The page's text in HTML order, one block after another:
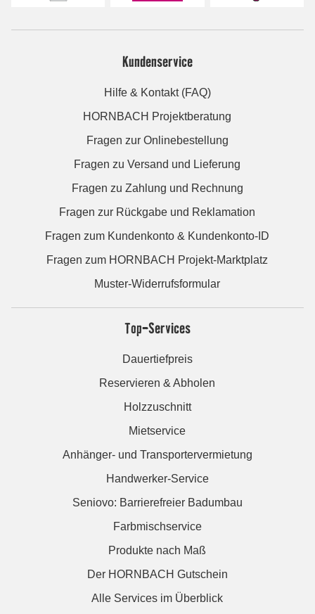
Kundenservice
Hilfe & Kontakt (FAQ)
HORNBACH Projektberatung
Fragen zur Onlinebestellung
Fragen zu Versand und Lieferung
Fragen zu Zahlung und Rechnung
Fragen zur Rückgabe und Reklamation
Fragen zum Kundenkonto & Kundenkonto-ID
Fragen zum HORNBACH Projekt-Marktplatz
Muster-Widerrufsformular
Top-Services
Dauertiefpreis
Reservieren & Abholen
Holzzuschnitt
Mietservice
Anhänger- und Transportervermietung
Handwerker-Service
Seniovo: Barrierefreier Badumbau
Farbmischservice
Produkte nach Maß
Der HORNBACH Gutschein
Alle Services im Überblick